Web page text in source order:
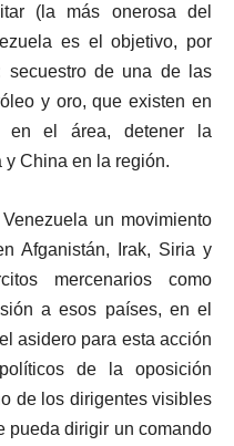
(la más onerosa del
es el objetivo, por
secuestro de una de las
y oro, que existen en
en el área, detener la
China en la región.
un movimiento
Afganistán, Irak, Siria y
mercenarios como
a esos países, en el
asidero para esta acción
de la oposición
de los dirigentes visibles
pueda dirigir un comando